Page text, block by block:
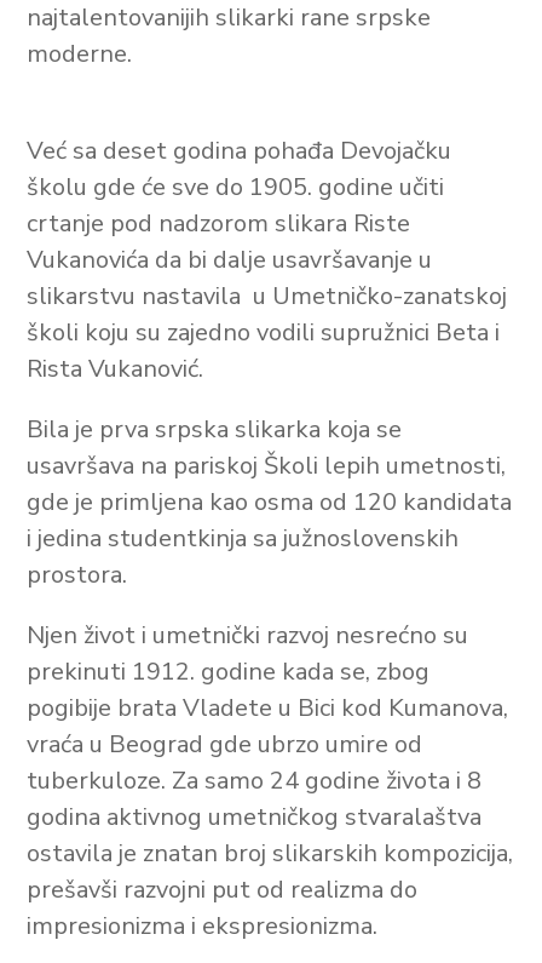
najtalentovanijih slikarki rane srpske
moderne.
Već sa deset godina pohađa Devojačku
školu gde će sve do 1905. godine učiti
crtanje pod nadzorom slikara Riste
Vukanovića da bi dalje usavršavanje u
slikarstvu nastavila u Umetničko-zanatskoj
školi koju su zajedno vodili supružnici Beta i
Rista Vukanović.
Bila je prva srpska slikarka koja se
usavršava na pariskoj Školi lepih umetnosti,
gde je primljena kao osma od 120 kandidata
i jedina studentkinja sa južnoslovenskih
prostora.
Njen život i umetnički razvoj nesrećno su
prekinuti 1912. godine kada se, zbog
pogibije brata Vladete u Bici kod Kumanova,
vraća u Beograd gde ubrzo umire od
tuberkuloze. Za samo 24 godine života i 8
godina aktivnog umetničkog stvaralaštva
ostavila je znatan broj slikarskih kompozicija,
prešavši razvojni put od realizma do
impresionizma i ekspresionizma.